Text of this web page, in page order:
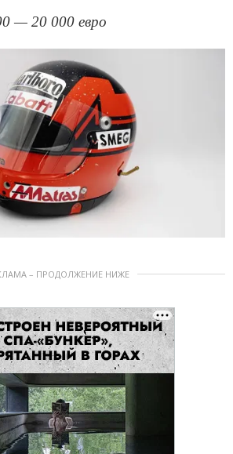
— 20 000 евро
– ПРОДОЛЖЕНИЕ НИЖЕ